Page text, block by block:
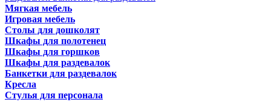
Мягкая мебель
Игровая мебель
Столы для дошколят
Шкафы для полотенец
Шкафы для горшков
Шкафы для раздевалок
Банкетки для раздевалок
Кресла
Стулья для персонала